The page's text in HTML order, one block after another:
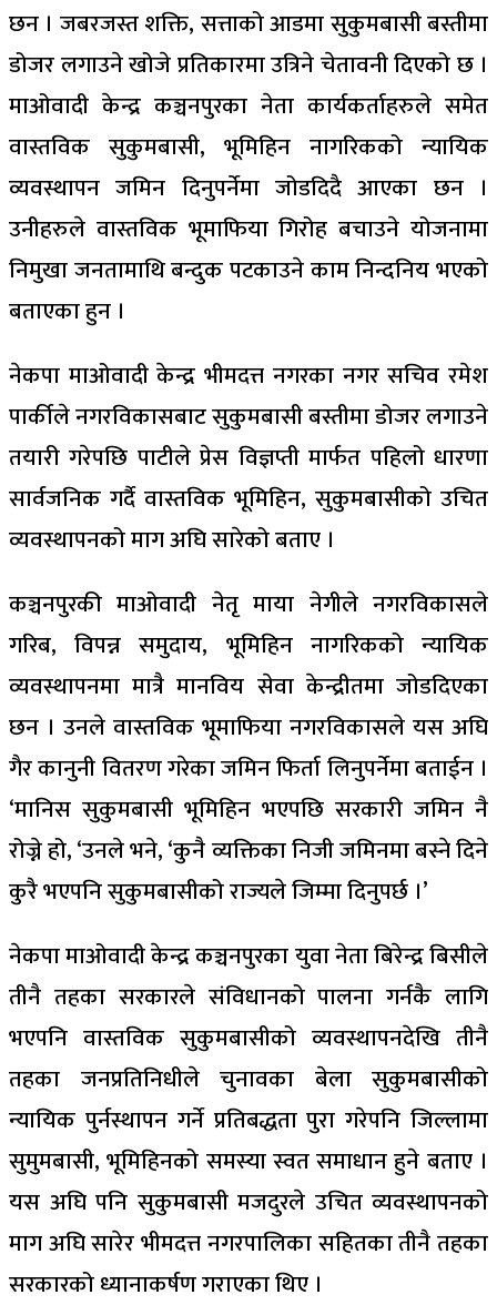
छन । जबरजस्त शक्ति, सत्ताको आडमा सुकुमबासी बस्तीमा
डोजर लगाउने खोजे प्रतिकारमा उत्रिने चेतावनी दिएको छ ।
माओवादी केन्द्र कञ्चनपुरका नेता कार्यकर्ताहरुले समेत
वास्तविक सुकुमबासी, भूमिहिन नागरिकको न्यायिक
व्यवस्थापन जमिन दिनुपर्नेमा जोडदिदै आएका छन ।
उनीहरुले वास्तविक भूमाफिया गिरोह बचाउने योजनामा
निमुखा जनतामाथि बन्दुक पटकाउने काम निन्दनिय भएको
बताएका हुन ।
नेकपा माओवादी केन्द्र भीमदत्त नगरका नगर सचिव रमेश
पार्कीले नगरविकासबाट सुकुमबासी बस्तीमा डोजर लगाउने
तयारी गरेपछि पाटीले प्रेस विज्ञप्ती मार्फत पहिलो धारणा
सार्वजनिक गर्दै वास्तविक भूमिहिन, सुकुमबासीको उचित
व्यवस्थापनको माग अघि सारेको बताए ।
कञ्चनपुरकी माओवादी नेतृ माया नेगीले नगरविकासले
गरिब, विपन्न समुदाय, भूमिहिन नागरिकको न्यायिक
व्यवस्थापनमा मात्रै मानविय सेवा केन्द्रीतमा जोडदिएका
छन । उनले वास्तविक भूमाफिया नगरविकासले यस अघि
गैर कानुनी वितरण गरेका जमिन फिर्ता लिनुपर्नेमा बताईन ।
‘मानिस सुकुमबासी भूमिहिन भएपछि सरकारी जमिन नै
रोज्ने हो, ‘उनले भने, ‘कुनै व्यक्तिका निजी जमिनमा बस्ने दिने
कुरै भएपनि सुकुमबासीको राज्यले जिम्मा दिनुपर्छ ।’
नेकपा माओवादी केन्द्र कञ्चनपुरका युवा नेता बिरेन्द्र बिसीले
तीनै तहका सरकारले संविधानको पालना गर्नकै लागि
भएपनि वास्तविक सुकुमबासीको व्यवस्थापनदेखि तीनै
तहका जनप्रतिनिधीले चुनावका बेला सुकुमबासीको
न्यायिक पुर्नस्थापन गर्ने प्रतिबद्धता पुरा गरेपनि जिल्लामा
सुमुमबासी, भूमिहिनको समस्या स्वत समाधान हुने बताए ।
यस अघि पनि सुकुमबासी मजदुरले उचित व्यवस्थापनको
माग अघि सारेर भीमदत्त नगरपालिका सहितका तीनै तहका
सरकारको ध्यानाकर्षण गराएका थिए ।